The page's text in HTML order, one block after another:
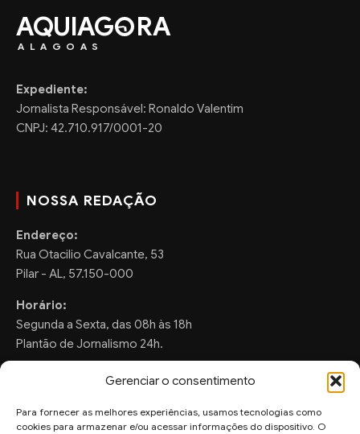
Gerenciar o consentimento
Para fornecer as melhores experiências, usamos tecnologias como
cookies para armazenar e/ou acessar informações do dispositivo. O
AQUIAG RA
ALAGOAS
Expediente:
Jornalista Responsável: Ronaldo Valentim
CNPJ: 42.710.917/0001-20
NOSSA REDAÇÃO
Endereço:
Rua Otacilio Cavalcante, 53
Pilar - AL, 57.150-000
Horário:
Segunda a Sexta, das 08h às 18h
Plantão de Jornalismo 24h.
FALE CONOSCO